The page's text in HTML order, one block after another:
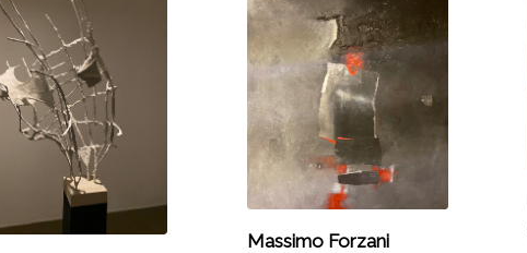
Massimo Forzani